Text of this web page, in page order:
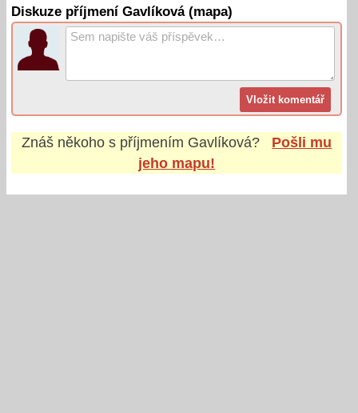
Diskuze příjmení Gavlíková (mapa)
Znáš někoho s příjmením Gavlíková?
Pošli mu
jeho mapu!